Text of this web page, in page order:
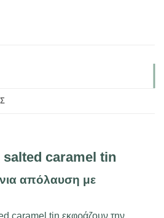
salted caramel tin
απόλαυση με
caramel tin εκφράζουν την